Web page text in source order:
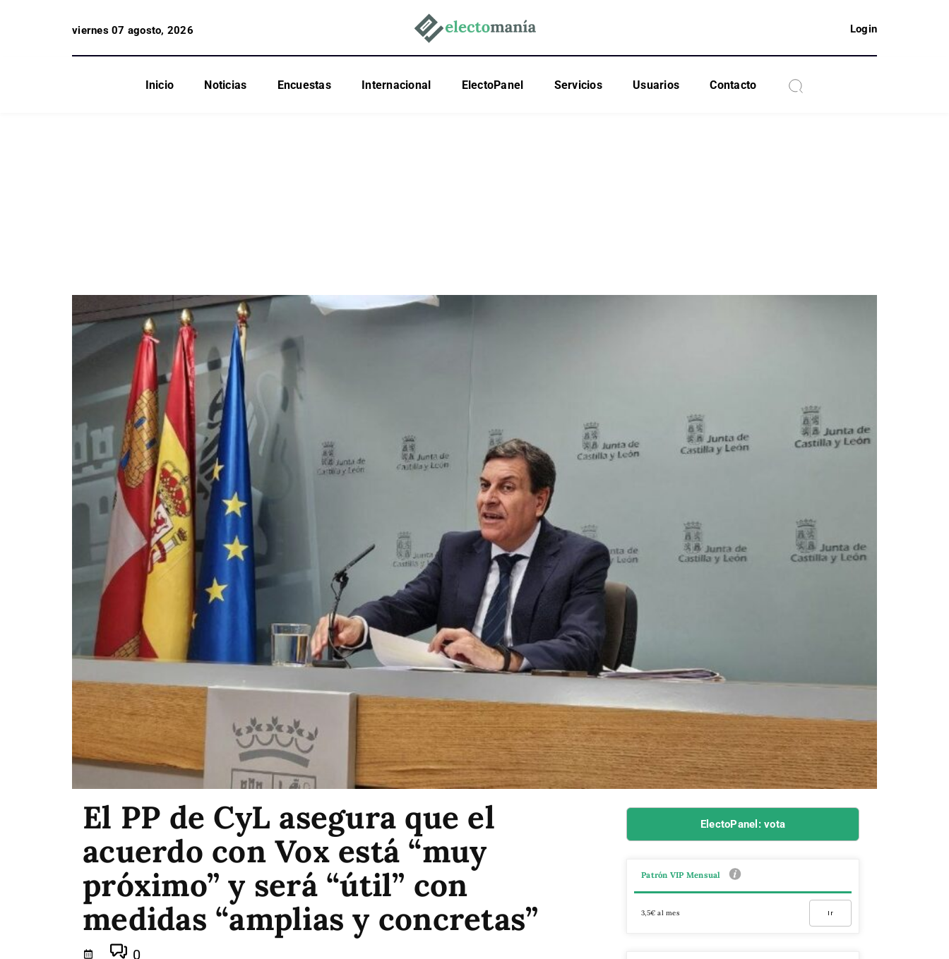
viernes 07 agosto, 2026 Login
Inicio Noticias Encuestas Internacional ElectoPanel Servicios Usuarios Contacto
El PP de CyL asegura que el
acuerdo con Vox está “muy
próximo” y será “útil” con
medidas “amplias y concretas”
0
ElectoPanel: vota
Patrón VIP Mensual
3,5€ al mes Ir